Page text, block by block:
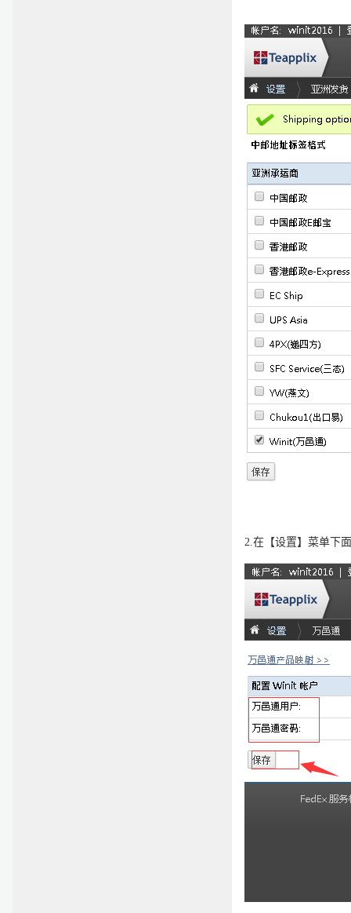
2.在【设置】菜单下